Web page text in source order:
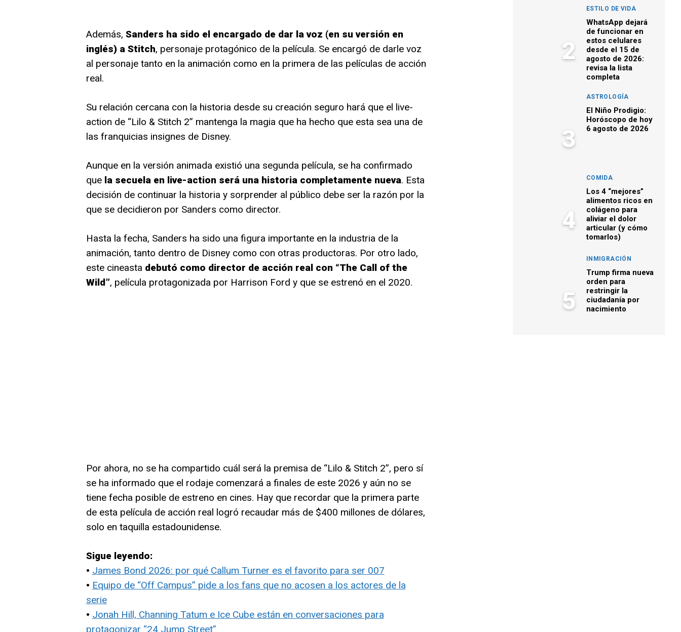
Además, Sanders ha sido el encargado de dar la voz (en su versión en
inglés) a Stitch, personaje protagónico de la película. Se encargó de darle voz
al personaje tanto en la animación como en la primera de las películas de acción
real.
Su relación cercana con la historia desde su creación seguro hará que el live-
action de “Lilo & Stitch 2” mantenga la magia que ha hecho que esta sea una de
las franquicias insignes de Disney.
Aunque en la versión animada existió una segunda película, se ha confirmado
que la secuela en live-action será una historia completamente nueva. Esta
decisión de continuar la historia y sorprender al público debe ser la razón por la
que se decidieron por Sanders como director.
Hasta la fecha, Sanders ha sido una figura importante en la industria de la
animación, tanto dentro de Disney como con otras productoras. Por otro lado,
este cineasta debutó como director de acción real con “The Call of the
Wild”, película protagonizada por Harrison Ford y que se estrenó en el 2020.
Por ahora, no se ha compartido cuál será la premisa de “Lilo & Stitch 2”, pero sí
se ha informado que el rodaje comenzará a finales de este 2026 y aún no se
tiene fecha posible de estreno en cines. Hay que recordar que la primera parte
de esta película de acción real logró recaudar más de $400 millones de dólares,
solo en taquilla estadounidense.
Sigue leyendo:
• James Bond 2026: por qué Callum Turner es el favorito para ser 007
• Equipo de “Off Campus” pide a los fans que no acosen a los actores de la
serie
• Jonah Hill, Channing Tatum e Ice Cube están en conversaciones para
protagonizar “24 Jump Street”
2
ESTILO DE VIDA
WhatsApp dejará
de funcionar en
estos celulares
desde el 15 de
agosto de 2026:
revisa la lista
completa
3
ASTROLOGÍA
El Niño Prodigio:
Horóscopo de hoy
6 agosto de 2026
4
COMIDA
Los 4 “mejores”
alimentos ricos en
colágeno para
aliviar el dolor
articular (y cómo
tomarlos)
5
INMIGRACIÓN
Trump firma nueva
orden para
restringir la
ciudadanía por
nacimiento